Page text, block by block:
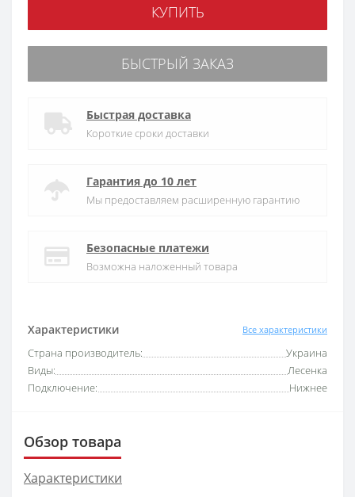
Характеристики Все характеристики
Страна производитель:
Украина
Виды:
Лесенка
Подключение:
Нижнее
КУПИТЬ
БЫСТРЫЙ ЗАКАЗ
Быстрая доставка
Короткие сроки доставки
Гарантия до 10 лет
Мы предоставляем расширенную гарантию
Безопасные платежи
Возможна наложенный товара
Обзор товара
Характеристики